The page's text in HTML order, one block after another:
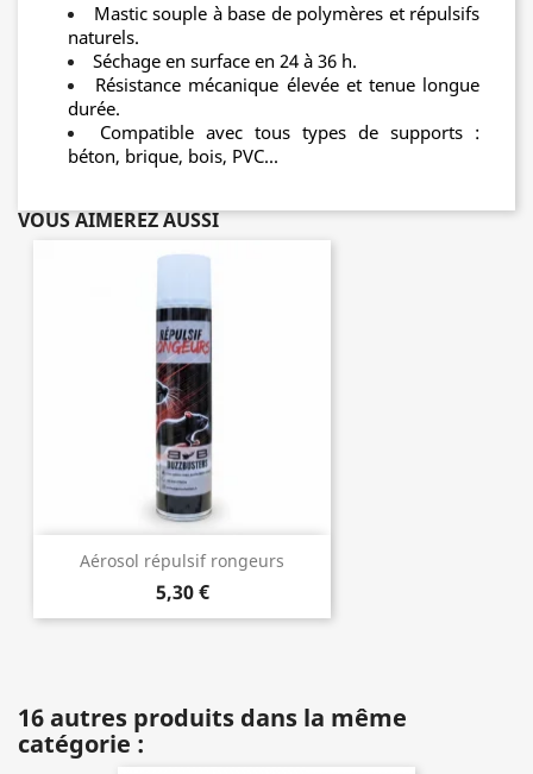
Mastic souple à base de polymères et répulsifs
naturels.
Séchage en surface en 24 à 36 h.
Résistance mécanique élevée et tenue longue
durée.
Compatible avec tous types de supports :
béton, brique, bois, PVC...
VOUS AIMEREZ AUSSI
Aérosol répulsif rongeurs
5,30 €
16 autres produits dans la même
catégorie :